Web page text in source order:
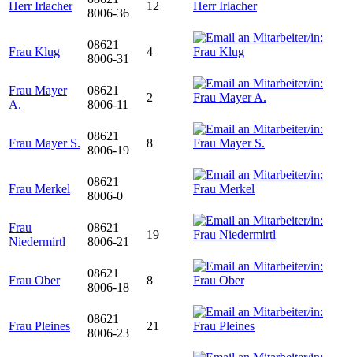
Herr Irlacher
8006-36
12
Frau Klug
08621
8006-31
4
Frau Mayer
A.
08621
8006-11
2
Frau Mayer S.
08621
8006-19
8
Frau Merkel
08621
8006-0
Frau
Niedermirtl
08621
8006-21
19
Frau Ober
08621
8006-18
8
Frau Pleines
08621
8006-23
21